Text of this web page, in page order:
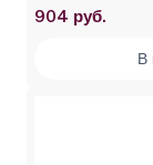
904 руб.
В